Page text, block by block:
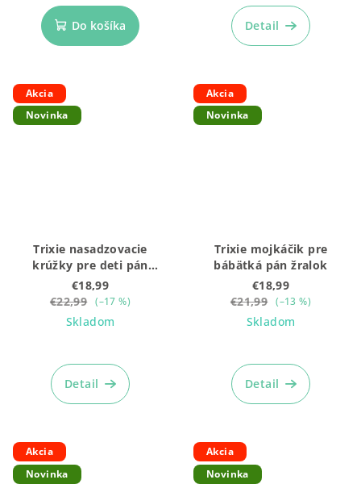
Do košíka Detail
Akcia
Novinka
Trixie nasadzovacie
krúžky pre deti pán
dinosaurus
€18,99
€22,99 (–17 %)
Skladom
Detail
Akcia
Novinka
Trixie mojkáčik pre
bábätká pán žralok
€18,99
€21,99 (–13 %)
Skladom
Detail
Akcia
Novinka
Akcia
Novinka